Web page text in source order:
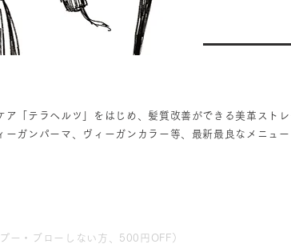
ア「テラヘルツ」をはじめ、髪質改善ができる美革スト
ーガンパーマ、ヴィーガンカラー等、最新最良なメニュー
ー・ブローしない方、500円OFF ）